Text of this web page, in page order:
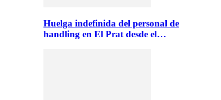
Huelga indefinida del personal de
handling en El Prat desde el…